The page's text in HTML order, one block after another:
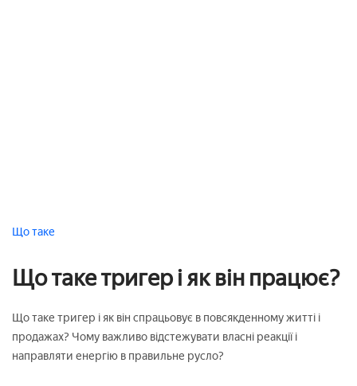
Що таке
Що таке тригер і як він працює?
Що таке тригер і як він спрацьовує в повсякденному житті і
продажах? Чому важливо відстежувати власні реакції і
направляти енергію в правильне русло?